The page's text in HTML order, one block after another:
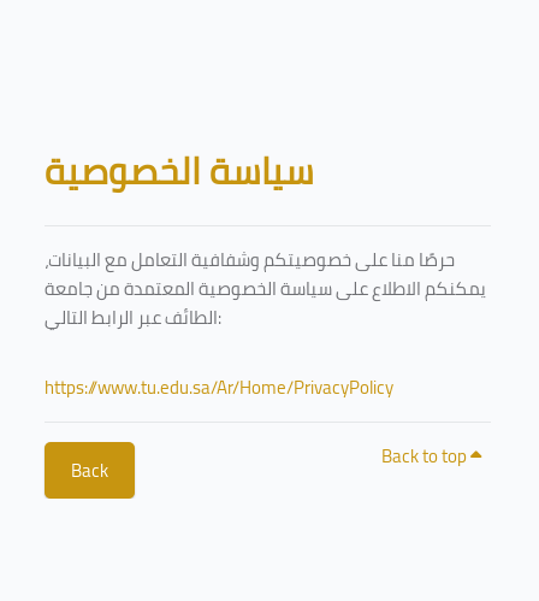
Blocks
سياسة الخصوصية
حرصًا منا على خصوصيتكم وشفافية التعامل مع البيانات،
يمكنكم الاطلاع على سياسة الخصوصية المعتمدة من جامعة
الطائف عبر الرابط التالي:
https://www.tu.edu.sa/Ar/Home/PrivacyPolicy
Back Back to top